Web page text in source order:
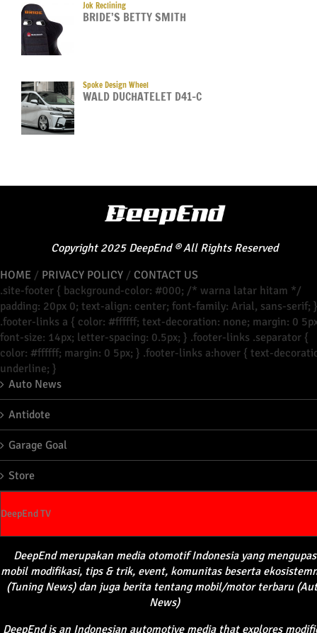
Jok Reclining
BRIDE’S BETTY SMITH
Spoke Design Wheel
WALD DUCHATELET D41-C
Copyright 2025 DeepEnd®All Rights Reserved
HOME / PRIVACY POLICY / CONTACT US
.site-footer { background-color: #000; /* warna latar hitam */
padding: 20px 0; text-align: center; font-family: Arial, sans-serif; }
.footer-links a { color: #ffffff; text-decoration: none; margin: 0
font-size: 14px; letter-spacing: 0.5px; } .footer-links .separator {
color: #ffffff; margin: 0 5px; } .footer-links a:hover { text-
underline; }
Auto News
Antidote
Garage Goal
Store
DeepEnd TV
DeepEnd merupakanmedia otomotifIndonesia yangmengupas
mobil modifikasi, tips & trik, event, komunitas beserta
(Tuning News) dan juga berita tentang mobil/motor terbaru
News)
DeepEndis an Indonesian automotive media that explores